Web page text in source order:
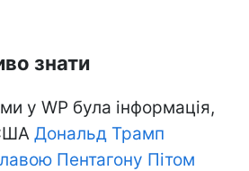
знати
у WP була інформація,
Дональд Трамп
Пентагону Пітом